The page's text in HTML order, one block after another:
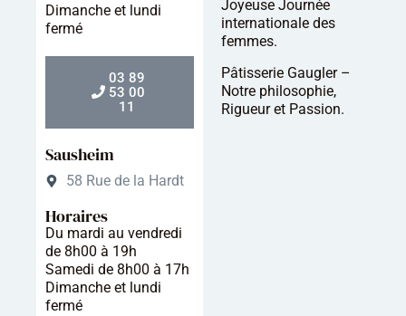
Dimanche et lundi
fermé
03 89
53 00
11
Sausheim
58 Rue de la Hardt
Horaires
Du mardi au vendredi
de 8h00 à 19h
Samedi de 8h00 à 17h
Dimanche et lundi
fermé
Joyeuse Journée
internationale des
femmes.
Pâtisserie Gaugler –
Notre philosophie,
Rigueur et Passion.